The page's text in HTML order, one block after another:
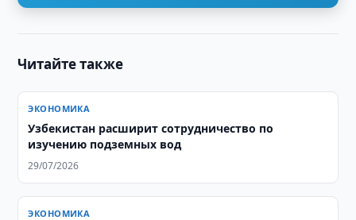
Читайте также
ЭКОНОМИКА
Узбекистан расширит сотрудничество по
изучению подземных вод
29/07/2026
ЭКОНОМИКА